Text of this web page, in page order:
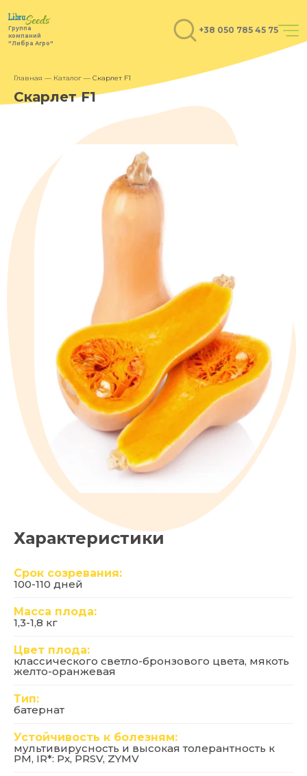
Группа
компаний
"Либра Агро"
+38 050 785 45 75
Главная — Каталог — Скарлет F1
Скарлет F1
Характеристики
Срок созревания:
100-110 дней
Масса плода:
1,3-1,8 кг
Цвет плода:
классического светло-бронзового цвета, мякоть
желто-оранжевая
Тип:
батернат
Устойчивость к болезням:
мультивирусность и высокая толерантность к
PM, IR*: Px, PRSV, ZYMV